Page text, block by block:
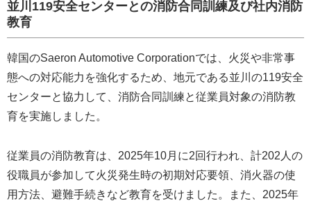
並川119安全センターとの消防合同訓練及び社内消防
教育
韓国のSaeron Automotive Corporationでは、火災や非常事
態への対応能力を強化するため、地元である並川の119安全
センターと協力して、消防合同訓練と従業員対象の消防教
育を実施しました。
従業員の消防教育は、2025年10月に2回行われ、計202人の
役職員が参加して火災発生時の初期対応要領、消火器の使
用方法、避難手続きなど教育を受けました。また、2025年